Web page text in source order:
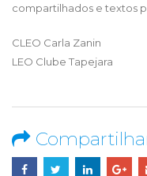
compartilhados e textos
CLEO Carla Zanin
LEO Clube Tapejara